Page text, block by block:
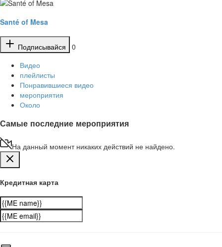
Santé of Mesa
Подписывайся
0
Видео
плейлисты
Понравившиеся видео
мероприятия
Около
Самые последние мероприятия
На данный момент никаких действий не найдено.
Кредитная карта